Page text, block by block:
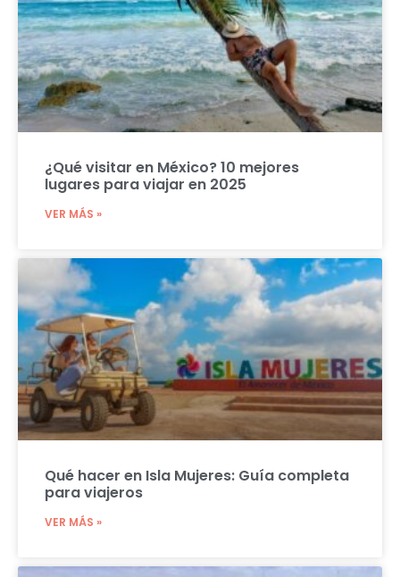
¿Qué visitar en México? 10 mejores
lugares para viajar en 2025
VER MÁS »
Qué hacer en Isla Mujeres: Guía completa
para viajeros
VER MÁS »